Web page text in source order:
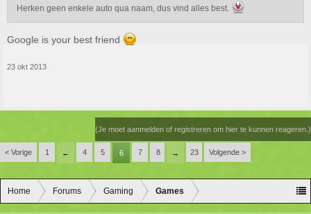
Herken geen enkele auto qua naam, dus vind alles best.
Google is your best friend
23 okt 2013
(Je moet aanmelden of registreren om hier te kunnen reageren.)
< Vorige 1 ← 4 5 6 7 8 → 23 Volgende >
Home Forums Gaming Games